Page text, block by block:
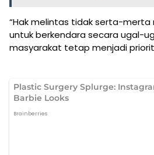
“Hak melintas tidak serta-
untuk berkendara secara ugal-
masyarakat tetap menjadi